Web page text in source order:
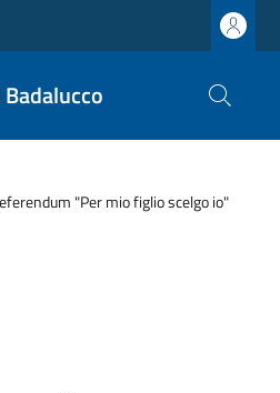
"Per mio figlio scelgo io"